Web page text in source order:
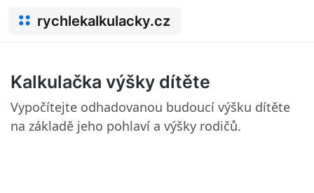
rychlekalkulacky.cz
Kalkulačka výšky dítěte
Vypočítejte odhadovanou budoucí výšku dítěte
na základě jeho pohlaví a výšky rodičů.